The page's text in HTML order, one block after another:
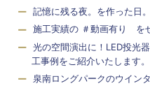
記憶に残る夜。を作った日。
施工実績の ＃動画有り を
光の空間演出に！LED投光
工事例をご紹介いたします。
泉南ロングパークのウイン